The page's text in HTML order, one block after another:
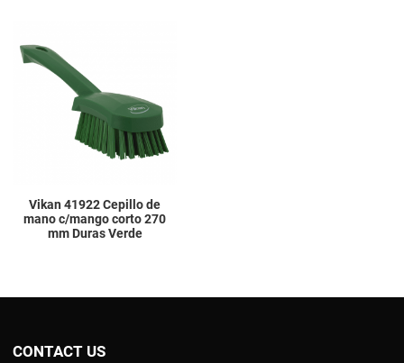
Vikan 41922 Cepillo de
mano c/mango corto 270
mm Duras Verde
CONTACT US